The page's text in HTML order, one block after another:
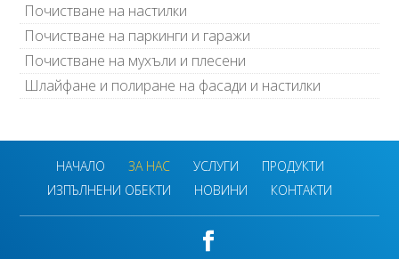
Почистване на настилки
Почистване на паркинги и гаражи
Почистване на мухъли и плесени
Шлайфане и полиране на фасади и настилки
НАЧАЛО ЗА НАС УСЛУГИ
ПРОДУКТИ
ИЗПЪЛНЕНИ ОБЕКТИ
НОВИНИ КОНТАКТИ